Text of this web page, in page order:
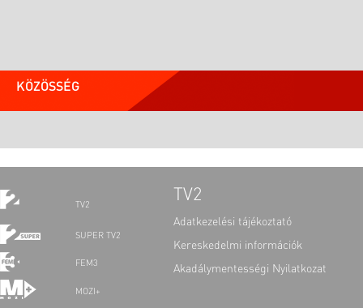
KÖZÖSSÉG
TV2
SUPER TV2
FEM3
MOZI+
TV2
Adatkezelési tájékoztató
Kereskedelmi információk
Akadálymentességi Nyilatkozat